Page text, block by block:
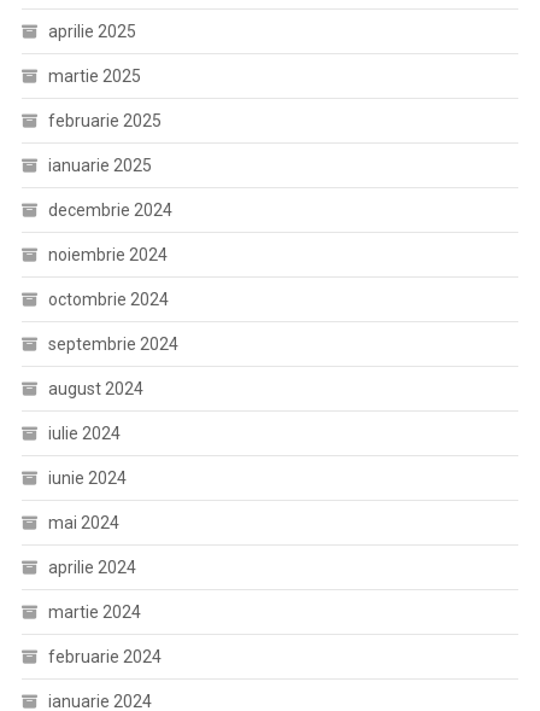
aprilie 2025
martie 2025
februarie 2025
ianuarie 2025
decembrie 2024
noiembrie 2024
octombrie 2024
septembrie 2024
august 2024
iulie 2024
iunie 2024
mai 2024
aprilie 2024
martie 2024
februarie 2024
ianuarie 2024